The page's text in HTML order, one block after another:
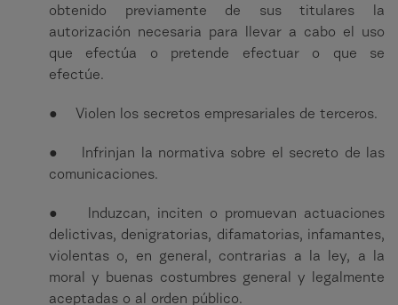
obtenido previamente de sus titulares la
autorización necesaria para llevar a cabo el uso
que efectúa o pretende efectuar o que se
efectúe.
● Violen los secretos empresariales de terceros.
● Infrinjan la normativa sobre el secreto de las
comunicaciones.
● Induzcan, inciten o promuevan actuaciones
delictivas, denigratorias, difamatorias, infamantes,
violentas o, en general, contrarias a la ley, a la
moral y buenas costumbres general y legalmente
aceptadas o al orden público.